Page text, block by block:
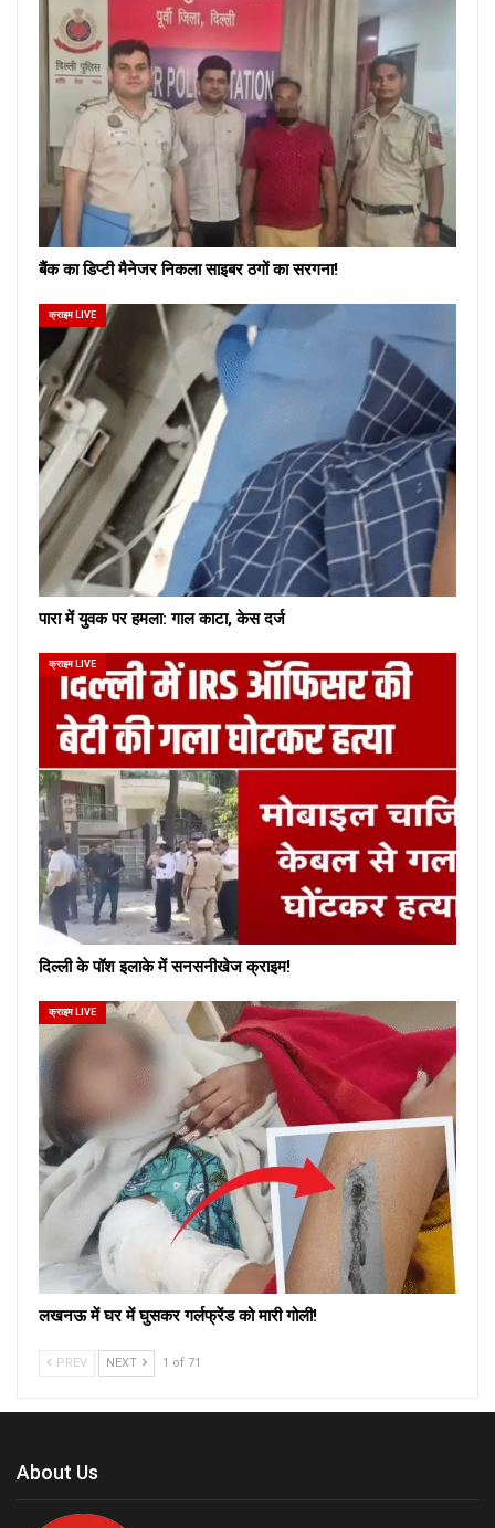
बैंक का डिप्टी मैनेजर निकला साइबर ठगों का सरगना!
क्राइम LIVE
पारा में युवक पर हमला: गाल काटा, केस दर्ज
क्राइम LIVE
दिल्ली के पॉश इलाके में सनसनीखेज क्राइम!
क्राइम LIVE
लखनऊ में घर में घुसकर गर्लफ्रेंड को मारी गोली!
PREV NEXT 1 of 71
About Us